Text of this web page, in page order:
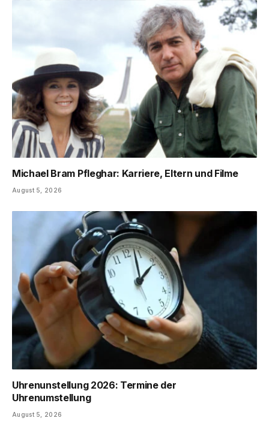
Michael Bram Pfleghar: Karriere, Eltern und Filme
August 5, 2026
Uhrenunstellung 2026: Termine der
Uhrenumstellung
August 5, 2026